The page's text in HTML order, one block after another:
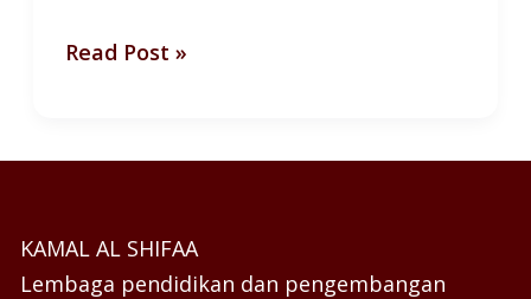
Read Post »
KAMAL AL SHIFAA
Lembaga pendidikan dan pengembangan